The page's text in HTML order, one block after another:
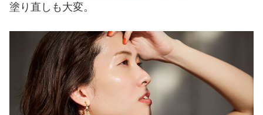
塗り直しも大変。